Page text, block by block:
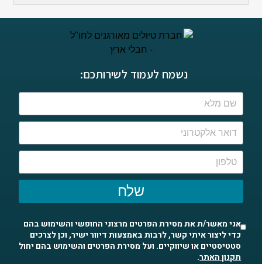
נשמח לעמוד לשירותכם:
שלח
אני מאשר/ת את מסירת הפרטים מרצוני החופשי והשימוש בהם
כדי ליצור איתי קשר, לרבות באמצעות דיוור ישיר, וכן לצרכים
סטטיסטיים או שיווקיים. ועל מסירת הפרטים והשימוש בהם יחול
תקנון האתר.